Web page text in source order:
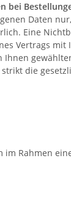
bei
Daten
Eine
Vertrags
die
Rahmen